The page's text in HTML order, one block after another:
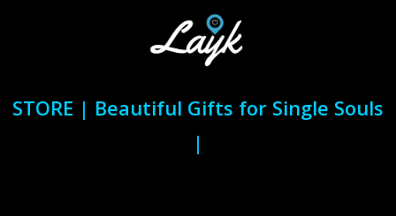
STORE | Beautiful Gifts for Single Souls
|